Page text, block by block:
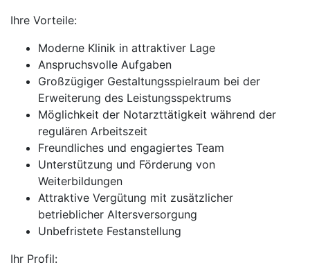
Ihre Vorteile:
Moderne Klinik in attraktiver Lage
Anspruchsvolle Aufgaben
Großzügiger Gestaltungsspielraum bei der
Erweiterung des Leistungsspektrums
Möglichkeit der Notarzttätigkeit während der
regulären Arbeitszeit
Freundliches und engagiertes Team
Unterstützung und Förderung von
Weiterbildungen
Attraktive Vergütung mit zusätzlicher
betrieblicher Altersversorgung
Unbefristete Festanstellung
Ihr Profil: